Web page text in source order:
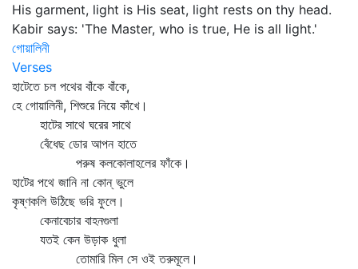
His garment, light is His seat, light rests on thy head.
Kabir says: 'The Master, who is true, He is all light.'
গোয়ালিনী
Verses
হাটেতে চল পথের বাঁকে বাঁকে,
হে গোয়ালিনী, শিশুরে নিয়ে কাঁখে।
হাটের সাথে ঘরের সাথে
বেঁধেছ ডোর আপন হাতে
পরুষ কলকোলাহলের ফাঁকে।
হাটের পথে জানি না কোন্‌ ভুলে
কৃষ্ণকলি উঠিছে ভরি ফুলে।
কেনাবেচার বাহনগুলা
যতই কেন উড়াক ধুলা
তোমারি মিল সে ওই তরুমূলে।